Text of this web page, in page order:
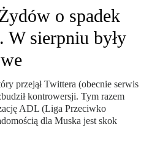
o spadek
sierpniu były
przejął Twittera (obecnie serwis
kontrowersji. Tym razem
ADL (Liga Przeciwko
dla Muska jest skok